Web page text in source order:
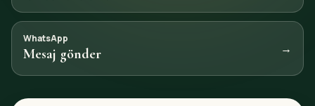
WhatsApp
Mesaj gönder →